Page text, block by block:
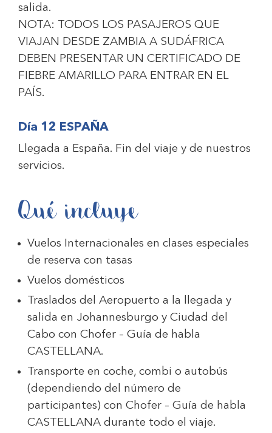
salida.
NOTA: TODOS LOS PASAJEROS QUE
VIAJAN DESDE ZAMBIA A SUDÁFRICA
DEBEN PRESENTAR UN CERTIFICADO DE
FIEBRE AMARILLO PARA ENTRAR EN EL
PAÍS.
Día 12 ESPAÑA
Llegada a España. Fin del viaje y de nuestros
servicios.
Qué incluye
Vuelos Internacionales en clases especiales
de reserva con tasas
Vuelos domésticos
Traslados del Aeropuerto a la llegada y
salida en Johannesburgo y Ciudad del
Cabo con Chofer – Guía de habla
CASTELLANA.
Transporte en coche, combi o autobús
(dependiendo del número de
participantes) con Chofer – Guía de habla
CASTELLANA durante todo el viaje.